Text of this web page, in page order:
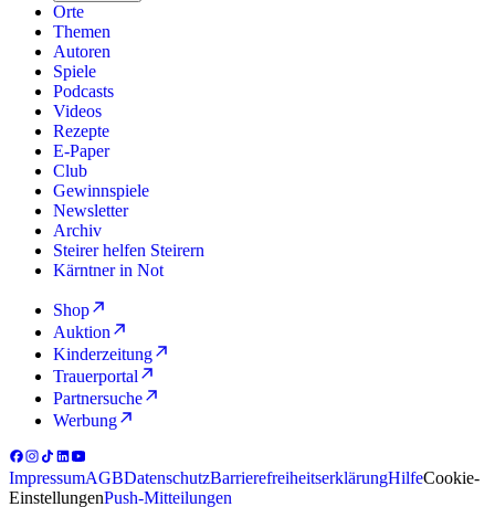
Orte
Themen
Autoren
Spiele
Podcasts
Videos
Rezepte
E-Paper
Club
Gewinnspiele
Newsletter
Archiv
Steirer helfen Steirern
Kärntner in Not
Shop
Auktion
Kinderzeitung
Trauerportal
Partnersuche
Werbung
ImpressumAGBDatenschutzBarrierefreiheitserklärungHilfeCookie-
EinstellungenPush-Mitteilungen